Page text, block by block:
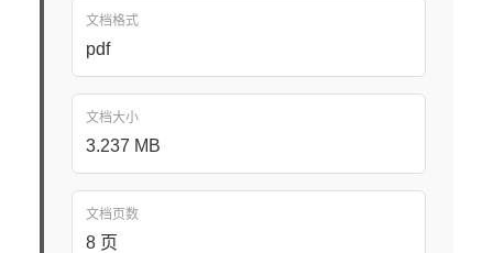
文档格式
pdf
文档大小
3.237 MB
文档页数
8 页